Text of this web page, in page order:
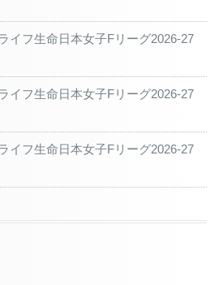
イフ生命日本女子Fリーグ2026-27
イフ生命日本女子Fリーグ2026-27
イフ生命日本女子Fリーグ2026-27